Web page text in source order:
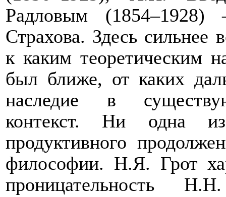
Радловым (1854–1928)
Страхова. Здесь сильнее
к каким теоретическим
был ближе, от каких
наследие в
контекст. Ни одна
продуктивного
философии. Н.Я. Грот
проницательность